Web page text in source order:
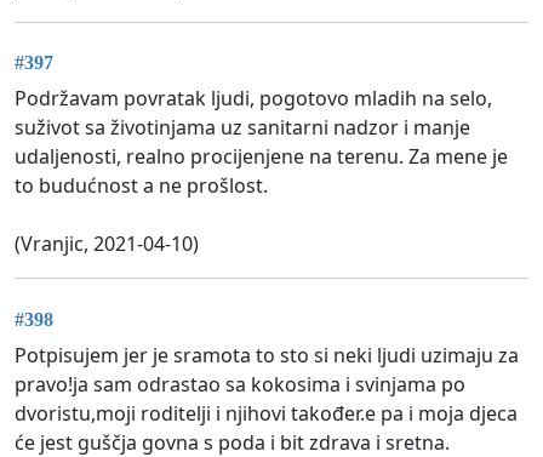
#397
Podržavam povratak ljudi, pogotovo mladih na selo,
suživot sa životinjama uz sanitarni nadzor i manje
udaljenosti, realno procijenjene na terenu. Za mene je
to budućnost a ne prošlost.
(Vranjic, 2021-04-10)
#398
Potpisujem jer je sramota to sto si neki ljudi uzimaju za
pravo!ja sam odrastao sa kokosima i svinjama po
dvoristu,moji roditelji i njihovi također.e pa i moja djeca
će jest guščja govna s poda i bit zdrava i sretna.